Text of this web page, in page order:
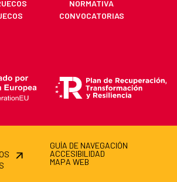
NORMATIVA
CONVOCATORIAS
GUÍA DE NAVEGACIÓN
ACCESIBILIDAD
MAPA WEB